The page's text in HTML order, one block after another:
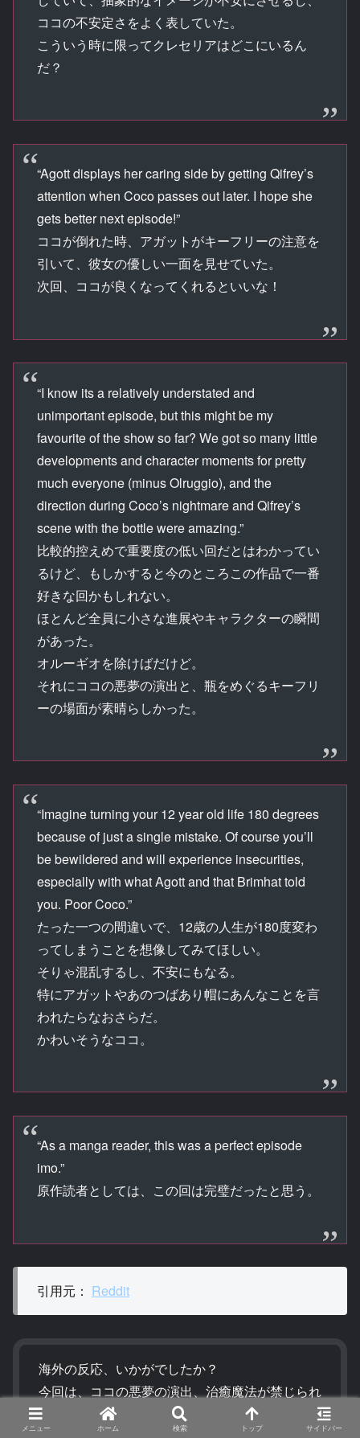
ココの不安定さをよく表していた。
こういう時に限ってクレセリアはどこにいるん
だ？
“Agott displays her caring side by getting Qifrey’s
attention when Coco passes out later. I hope she
gets better next episode!”
ココが倒れた時、アガットがキーフリーの注意を
引いて、彼女の優しい一面を見せていた。
次回、ココが良くなってくれるといいな！
“I know its a relatively understated and
unimportant episode, but this might be my
favourite of the show so far? We got so many little
developments and character moments for pretty
much everyone (minus Olruggio), and the
direction during Coco’s nightmare and Qifrey’s
scene with the bottle were amazing.”
比較的控えめで重要度の低い回だとはわかってい
るけど、もしかすると今のところこの作品で一番
好きな回かもしれない。
ほとんど全員に小さな進展やキャラクターの瞬間
があった。
オルーギオを除けばだけど。
それにココの悪夢の演出と、瓶をめぐるキーフリ
ーの場面が素晴らしかった。
“Imagine turning your 12 year old life 180 degrees
because of just a single mistake. Of course you’ll
be bewildered and will experience insecurities,
especially with what Agott and that Brimhat told
you. Poor Coco.”
たった一つの間違いで、12歳の人生が180度変わ
ってしまうことを想像してみてほしい。
そりゃ混乱するし、不安にもなる。
特にアガットやあのつばあり帽にあんなことを言
われたらなおさらだ。
かわいそうなココ。
“As a manga reader, this was a perfect episode
imo.”
原作読者としては、この回は完璧だったと思う。
引用元： Reddit
海外の反応、いかがでしたか？
今回は、ココの悪夢の演出、治癒魔法が禁じられ
ている世界の不条理、そしてつばあり帽に出し抜
メニュー ホーム 検索 トップ サイドバー